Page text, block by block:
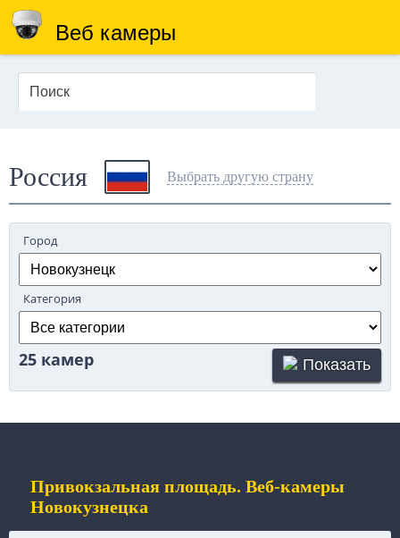
Веб камеры
Россия Выбрать другую страну
Город
Категория
25 камер Показать
Привокзальная площадь. Веб-камеры
Новокузнецка